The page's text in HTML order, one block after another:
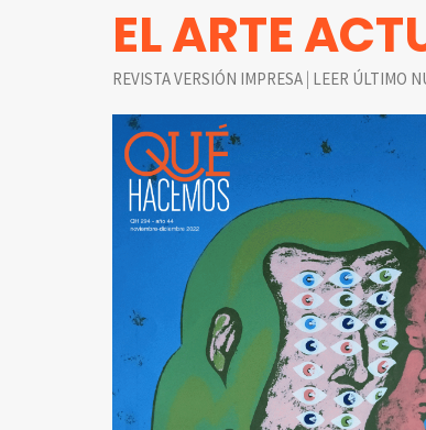
EL ARTE
REVISTA VERSIÓN IMPRESA | LEER ÚLTIMO